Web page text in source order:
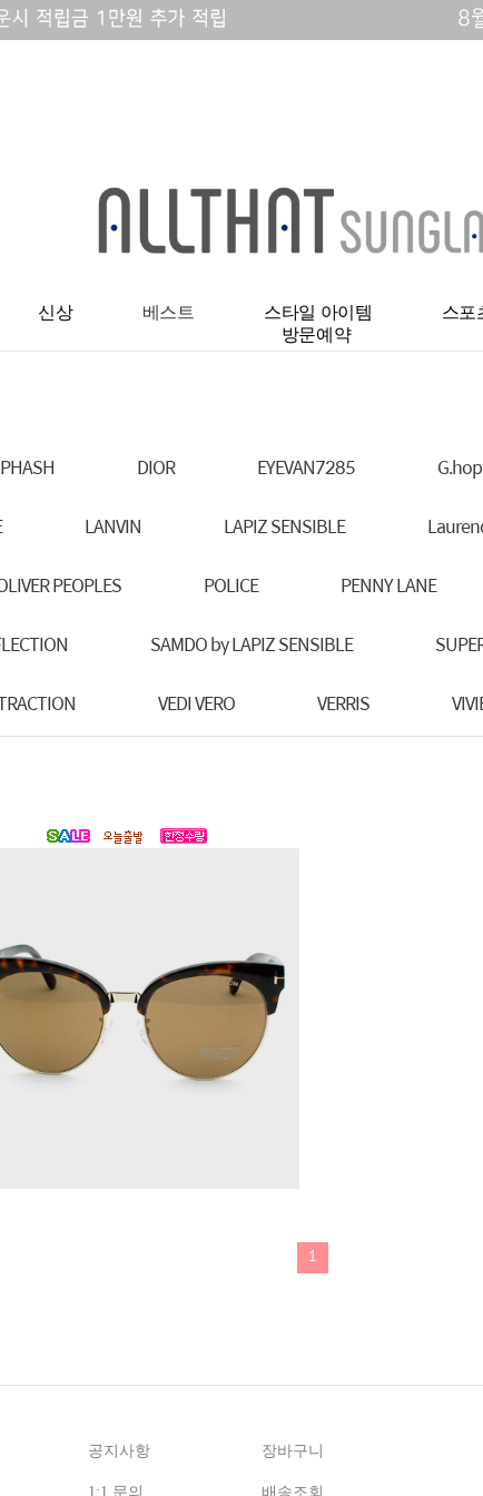
신상 베스트 스타일 아이템 스포
방문예약
DIOR EYEVAN7285
LANVIN LAPIZ SENSIBLE
PEOPLES POLICE PENNY LANE
SAMDO by LAPIZ SENSIBLE
VEDI VERO VERRIS
1
공지사항
1:1 문의
장바구니
배송조회